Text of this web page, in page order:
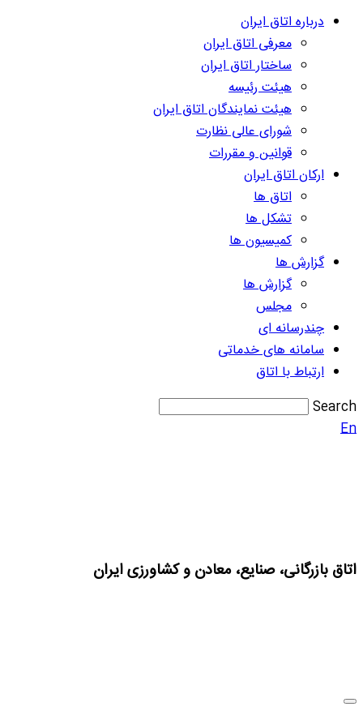
درباره اتاق ایران
معرفی اتاق ایران
ساختار اتاق ایران
هیئت رئیسه
هیئت نمایندگان اتاق ایران
شورای عالی نظارت
قوانین و مقررات
ارکان اتاق ایران
اتاق ها
تشکل ها
کمیسیون ها
گزارش ها
گزارش ها
مجلس
چندرسانه ای
سامانه های خدماتی
ارتباط با اتاق
Search
En
اتاق بازرگانی، صنایع، معادن و کشاورزی ایران